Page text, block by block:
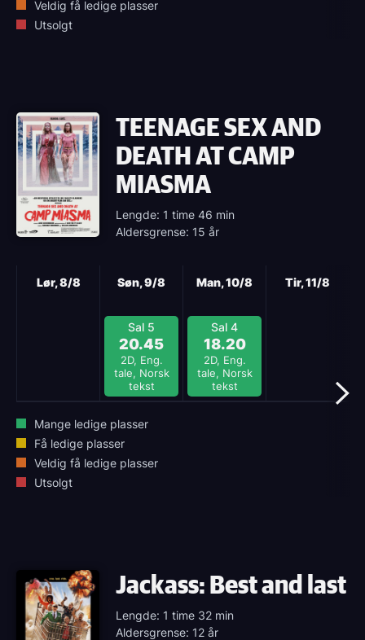
Veldig få ledige plasser
Utsolgt
TEENAGE SEX AND
DEATH AT CAMP
MIASMA
Lengde: 1 time 46 min
Aldersgrense: 15 år
Lør, 8/8 Søn, 9/8
Sal 5
20.45
2D, Eng.
tale, Norsk
tekst
Man, 10/8
Sal 4
18.20
2D, Eng.
tale, Norsk
tekst
Tir, 11/8
Mange ledige plasser
Få ledige plasser
Veldig få ledige plasser
Utsolgt
Jackass: Best and last
Lengde: 1 time 32 min
Aldersgrense: 12 år